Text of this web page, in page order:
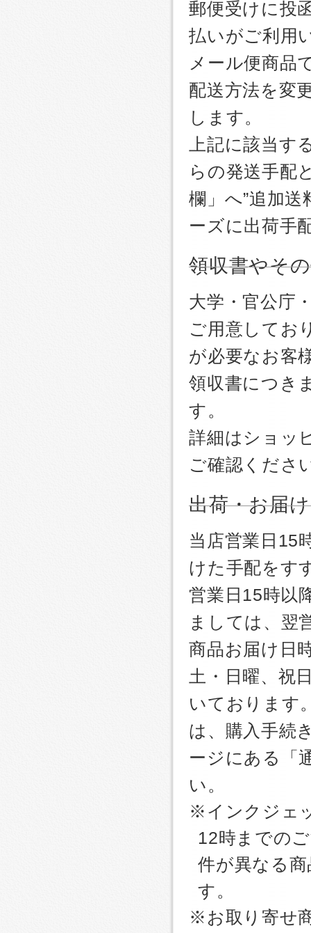
郵便受けに投
払いがご利用
メール便商品
配送方法を変
します。
上記に該当
らの発送手配
欄」へ”追加
ーズに出荷手
領収書やそ
大学・官公庁
ご用意してお
が必要なお客
領収書につき
す。
詳細はショッ
ご確認くださ
出荷・お届
当店営業日15
けた手配をす
営業日15時以
ましては、翌
商品お届け日
土・日曜、祝
いております
は、購入手続
ージにある「
い。
※インクジェ
12時までの
件が異なる
す。
※お取り寄せ